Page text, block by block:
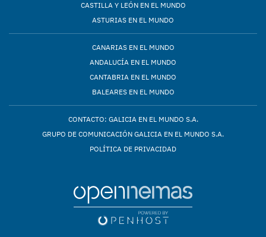
CASTILLA Y LEÓN EN EL MUNDO
ASTURIAS EN EL MUNDO
CANARIAS EN EL MUNDO
ANDALUCÍA EN EL MUNDO
CANTABRIA EN EL MUNDO
BALEARES EN EL MUNDO
CONTACTO: GALICIA EN EL MUNDO S.A.
GRUPO DE COMUNICACIÓN GALICIA EN EL MUNDO S.A.
POLÍTICA DE PRIVACIDAD